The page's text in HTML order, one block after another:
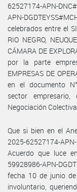
62527174-APN-
APN-
celebrados entre el
RIO NEGRO,
CÁMARA DE
por la parte
EMPRESAS DE
en el documento
sector
Negociación
Que si bien en el
2025-62527174-
Acuerdo que luce
59928986-APN-
fecha 10 de junio
involuntario,